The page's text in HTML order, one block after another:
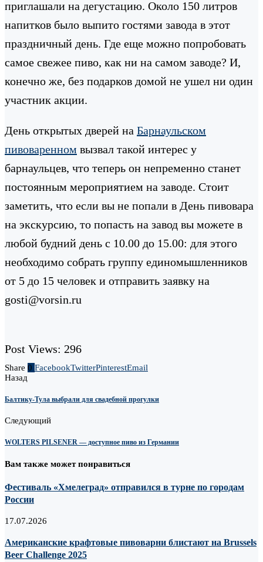
приглашали на дегустацию. Около 150 литров
напитков было выпито гостями завода в этот
праздничный день. Где еще можно попробовать
самое свежее пиво, как ни на самом заводе? И,
конечно же, без подарков домой не ушел ни один
участник акции.
День открытых дверей на Барнаульском
пивоваренном вызвал такой интерес у
барнаульцев, что теперь он непременно станет
постоянным мероприятием на заводе. Стоит
заметить, что если вы не попали в День пивовара
на экскурсию, то попасть на завод вы можете в
любой будний день с 10.00 до 15.00: для этого
необходимо собрать группу единомышленников
от 5 до 15 человек и отправить заявку на
gosti@vorsin.ru
Post Views: 296
Share 0 FacebookTwitterPinterestEmail
Назад
Балтику-Тула выбрали для свадебной прогулки
Следующий
WOLTERS PILSENER — доступное пиво из Германии
Вам также может понравиться
Фестиваль «Хмелеград» отправился в турне по городам
России
17.07.2026
Американские крафтовые пивоварни блистают на Brussels
Beer Challenge 2025